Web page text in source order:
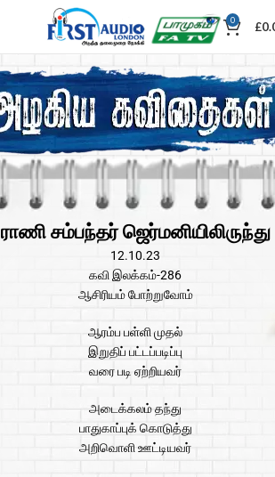
0 £
ராணி சம்பந்தர் ஜெர்மனியிலிருந்து
12.10.23
கவி இலக்கம்-286
ஆசிரியம் போற்றுவோம்
ஆரம்ப பள்ளி முதல்
இறுதிப் பட்டப்படிப்பு
வரை படி ஏற்றியவர்
அடைக்கலம் தந்து
பாதுகாப்புக் கொடுத்து
அறிவொளி ஊட்டியவர்